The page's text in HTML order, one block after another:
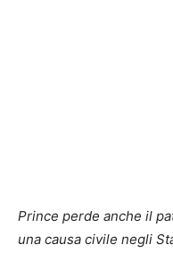
Prince perde anche il
una causa civile negli